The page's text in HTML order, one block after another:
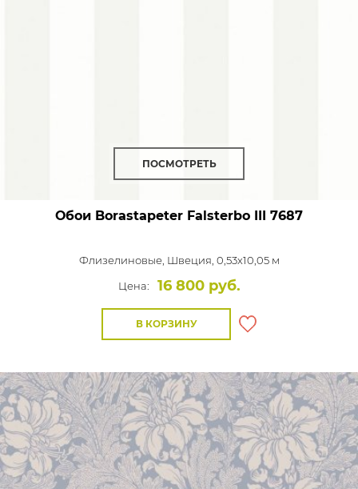
ПОСМОТРЕТЬ
Обои Borastapeter Falsterbo III 7687
Флизелиновые, Швеция, 0,53x10,05 м
Цена:
16 800 руб.
В КОРЗИНУ